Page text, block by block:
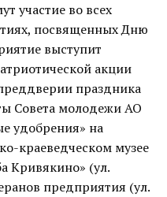
участие во всех
посвященных Дню
выступит
акции
праздника
Совета молодежи АО
удобрения» на
краеведческом музее
Кривякино» (ул.
предприятия (ул.